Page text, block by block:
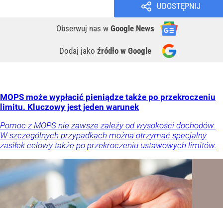
UDOSTĘPNIJ
Obserwuj nas w Google News
Dodaj jako źródło w Google
MOPS może wypłacić pieniądze także po przekroczeniu
limitu. Kluczowy jest jeden warunek
Pomoc z MOPS nie zawsze zależy od wysokości dochodów.
W szczególnych przypadkach można otrzymać specjalny
zasiłek celowy także po przekroczeniu ustawowych limitów.